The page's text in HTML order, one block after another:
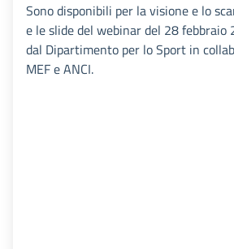
Sono disponibili per la visione e lo
e le slide del webinar del 28 febbraio
dal Dipartimento per lo Sport in
MEF e ANCI.